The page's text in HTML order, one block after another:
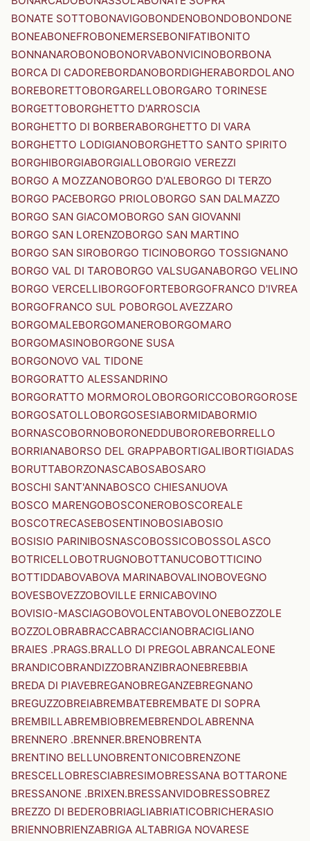
BONATE SOTTOBONAVIGOBONDENOBONDOBONDONE
BONEABONEFROBONEMERSEBONIFATIBONITO
BONNANAROBONOBONORVABONVICINOBORBONA
BORCA DI CADOREBORDANOBORDIGHERABORDOLANO
BOREBORETTOBORGARELLOBORGARO TORINESE
BORGETTOBORGHETTO D'ARROSCIA
BORGHETTO DI BORBERABORGHETTO DI VARA
BORGHETTO LODIGIANOBORGHETTO SANTO SPIRITO
BORGHIBORGIABORGIALLOBORGIO VEREZZI
BORGO A MOZZANOBORGO D'ALEBORGO DI TERZO
BORGO PACEBORGO PRIOLOBORGO SAN DALMAZZO
BORGO SAN GIACOMOBORGO SAN GIOVANNI
BORGO SAN LORENZOBORGO SAN MARTINO
BORGO SAN SIROBORGO TICINOBORGO TOSSIGNANO
BORGO VAL DI TAROBORGO VALSUGANABORGO VELINO
BORGO VERCELLIBORGOFORTEBORGOFRANCO D'IVREA
BORGOFRANCO SUL POBORGOLAVEZZARO
BORGOMALEBORGOMANEROBORGOMARO
BORGOMASINOBORGONE SUSA
BORGONOVO VAL TIDONE
BORGORATTO ALESSANDRINO
BORGORATTO MORMOROLOBORGORICCOBORGOROSE
BORGOSATOLLOBORGOSESIABORMIDABORMIO
BORNASCOBORNOBORONEDDUBOROREBORRELLO
BORRIANABORSO DEL GRAPPABORTIGALIBORTIGIADAS
BORUTTABORZONASCABOSABOSARO
BOSCHI SANT'ANNABOSCO CHIESANUOVA
BOSCO MARENGOBOSCONEROBOSCOREALE
BOSCOTRECASEBOSENTINOBOSIABOSIO
BOSISIO PARINIBOSNASCOBOSSICOBOSSOLASCO
BOTRICELLOBOTRUGNOBOTTANUCOBOTTICINO
BOTTIDDABOVABOVA MARINABOVALINOBOVEGNO
BOVESBOVEZZOBOVILLE ERNICABOVINO
BOVISIO-MASCIAGOBOVOLENTABOVOLONEBOZZOLE
BOZZOLOBRABRACCABRACCIANOBRACIGLIANO
BRAIES .PRAGS.BRALLO DI PREGOLABRANCALEONE
BRANDICOBRANDIZZOBRANZIBRAONEBREBBIA
BREDA DI PIAVEBREGANOBREGANZEBREGNANO
BREGUZZOBREIABREMBATEBREMBATE DI SOPRA
BREMBILLABREMBIOBREMEBRENDOLABRENNA
BRENNERO .BRENNER.BRENOBRENTA
BRENTINO BELLUNOBRENTONICOBRENZONE
BRESCELLOBRESCIABRESIMOBRESSANA BOTTARONE
BRESSANONE .BRIXEN.BRESSANVIDOBRESSOBREZ
BREZZO DI BEDEROBRIAGLIABRIATICOBRICHERASIO
BRIENNOBRIENZABRIGA ALTABRIGA NOVARESE